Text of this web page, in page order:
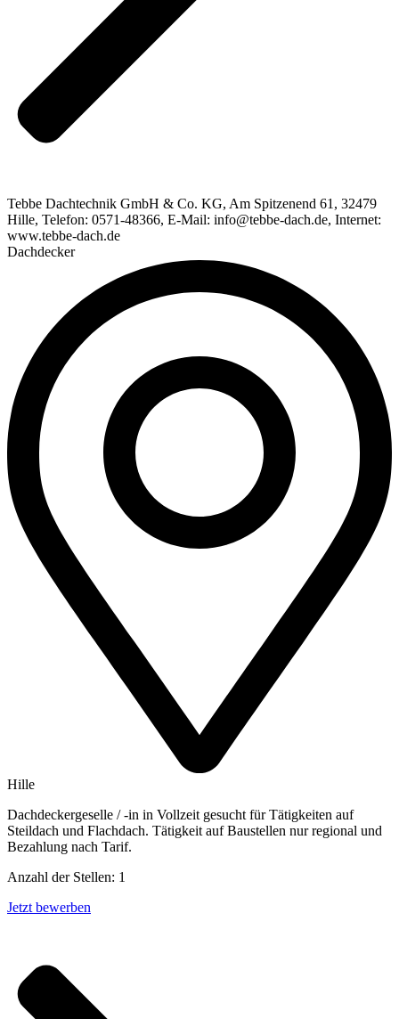
Tebbe Dachtechnik GmbH & Co. KG, Am Spitzenend 61, 32479
Hille, Telefon: 0571-48366, E-Mail: info@tebbe-dach.de, Internet:
www.tebbe-dach.de
Dachdecker
Hille
Dachdeckergeselle / -in in Vollzeit gesucht für Tätigkeiten auf
Steildach und Flachdach. Tätigkeit auf Baustellen nur regional und
Bezahlung nach Tarif.
Anzahl der Stellen: 1
Jetzt bewerben